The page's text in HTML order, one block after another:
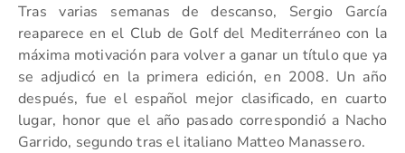
Tras varias semanas de descanso, Sergio García
reaparece en el Club de Golf del Mediterráneo con la
máxima motivación para volver a ganar un título que ya
se adjudicó en la primera edición, en 2008. Un año
después, fue el español mejor clasificado, en cuarto
lugar, honor que el año pasado correspondió a Nacho
Garrido, segundo tras el italiano Matteo Manassero.